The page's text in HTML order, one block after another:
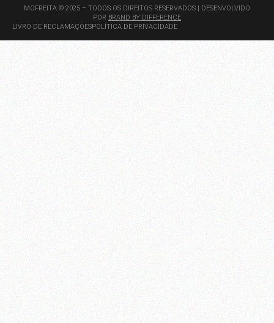
MOFREITA © 2025 – TODOS OS DIREITOS RESERVADOS | DESENVOLVIDO
POR BRAND BY DIFFERENCE
LIVRO DE RECLAMAÇÕESPOLÍTICA DE PRIVACIDADE